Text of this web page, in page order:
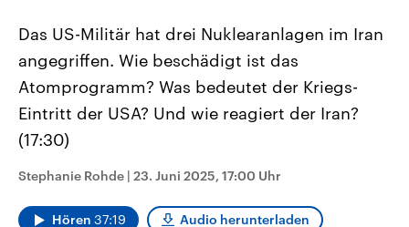
Landtagswahl Sachsen-Anhalt
2026
Sachsen-Anhalt wählt am 6.
Landtag. Seit 2021 wird das
Bundesland von einer Koalition aus
Wirtschaftlich und
den mächtigsten Ländern
mit großem Einfluss auf
Das US-Militär hat drei Nuklearanlagen im Iran
angegriffen. Wie beschädigt ist das
Atomprogramm? Was bedeutet der Kriegs-
Eintritt der USA? Und wie reagiert der Iran?
(17:30)
Stephanie Rohde | 23. Juni 2025, 17:00 Uhr
Hören 37:19 Audio herunterladen